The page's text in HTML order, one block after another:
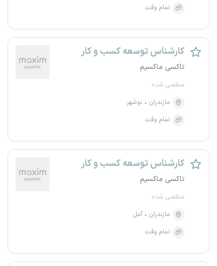
تمام وقت
کارشناس توسعه کسب و کار
تاکسی ماکسیم
منقضی شده
مازندران
نوشهر
تمام وقت
کارشناس توسعه کسب و کار
تاکسی ماکسیم
منقضی شده
مازندران
آمل
تمام وقت